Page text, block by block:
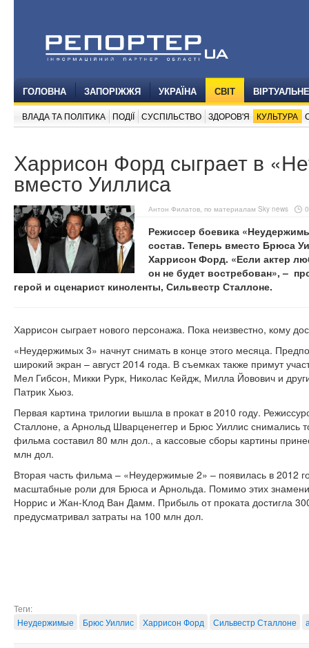
ГОЛОВНА ЗАПОРІЖЖЯ УКРАЇНА СВІТ
ВЛАДА ТА ПОЛІТИКА ПОДІЇ СУСПІЛЬСТВО ЗДОРОВ'Я КУЛЬТУРА
Харрисон Форд сыграет в
вместо Уиллиса
Антон Филатов, по материалам Sky news
Режиссер боевика
состав. Теперь вместо Брюса
Харрисон Форд. «Если актер
он не будет востребован», –
герой и сценарист киноленты, Сильвестр Сталлоне.
Харрисон сыграет нового персонажа. Пока неизвестно, кому
«Неудержимых 3» начнут снимать в конце этого месяца.
широкий экран – август 2014 года. В съемках также примут
Мел Гибсон, Микки Рурк, Николас Кейдж, Милла Йовович и
Патрик Хьюз.
Первая картина трилогии вышла в прокат в 2010 году.
Сталлоне, а Арнольд Шварценеггер и Брюс Уиллис снимались
фильма составил 80 млн дол., а кассовые сборы картины
млн дол.
Вторая часть фильма – «Неудержимые 2» – появилась в 2012
масштабные роли для Брюса и Арнольда. Помимо этих
Норрис и Жан-Клод Ван Дамм. Прибыль от проката достигла
предусматривал затраты на 100 млн дол.
Теги:
Неудержимые
Брюс Уиллис Харрисон Форд Сильвестр Сталлоне